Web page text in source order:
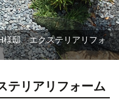
様邸 エクステリアリフォ
リアリフォーム